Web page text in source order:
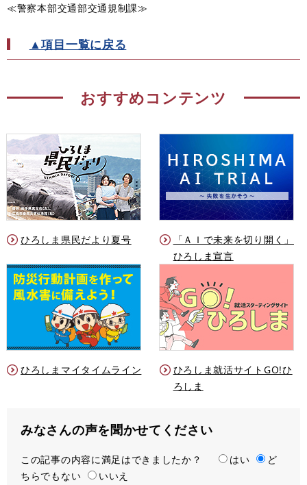
≪警察本部交通部交通規制課≫
▲項目一覧に戻る
おすすめコンテンツ
ひろしま県民だより夏号
「ＡＩで未来を切り開く」
ひろしま宣言
ひろしまマイタイムライン
ひろしま就活サイトGO!ひ
ろしま
みなさんの声を聞かせてください
満
足
この記事の内容に満足はできましたか？ はい
ど
ちらでもない
いいえ